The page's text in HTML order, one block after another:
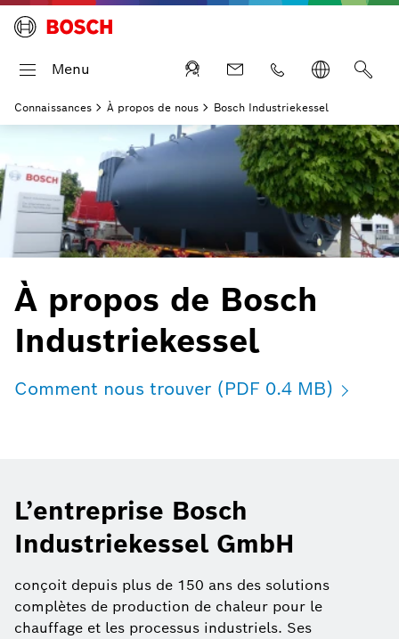
Menu
Connaissances À propos de nous Bosch Industriekessel
À propos de Bosch
Industriekessel
Comment nous trouver (PDF 0.4 MB)
L’entreprise Bosch
Industriekessel GmbH
conçoit depuis plus de 150 ans des solutions
complètes de production de chaleur pour le
chauffage et les processus industriels. Ses